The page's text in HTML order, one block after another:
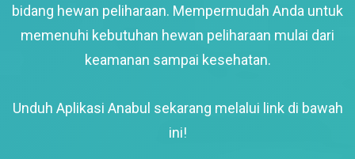
bidang hewan peliharaan. Mempermudah Anda untuk
memenuhi kebutuhan hewan peliharaan mulai dari
keamanan sampai kesehatan.
Unduh Aplikasi Anabul sekarang melalui link di bawah
ini!